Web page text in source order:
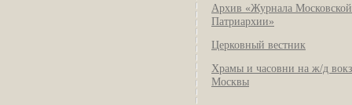
Архив «Журнала Московской
Патриархии»
Церковный вестник
Храмы и часовни на ж/д
Москвы